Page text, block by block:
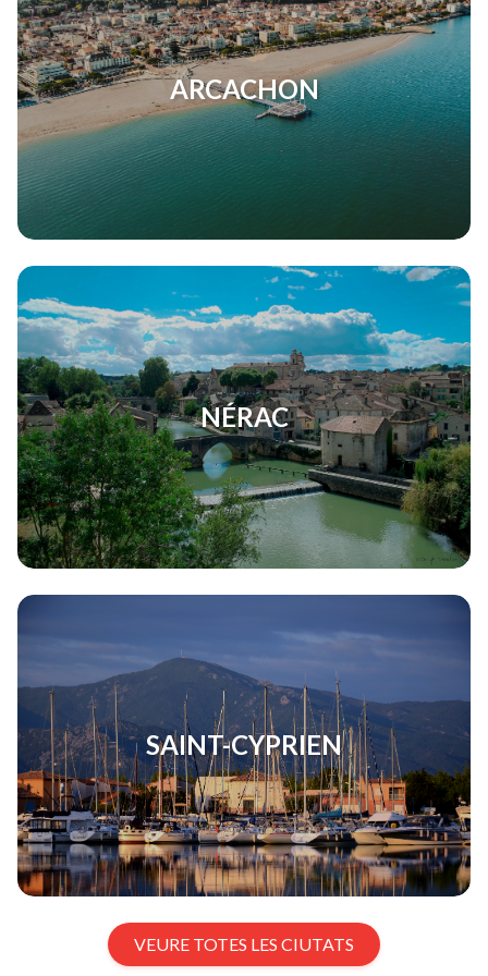
ARCACHON
NÉRAC
SAINT-CYPRIEN
VEURE TOTES LES CIUTATS